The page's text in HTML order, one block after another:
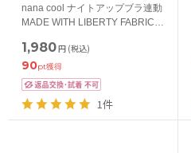
nana cool ナイトアップブラ連動
MADE WITH LIBERTY FABRIC
ングスショーツ M/L
1,980円 (税込)
90pt獲得
1件